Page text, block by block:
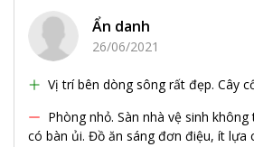
Ẩn danh
26/06/2021
Vị trí bên dòng sông rất đẹp. Cây
Phòng nhỏ. Sàn nhà vệ sinh
có bàn ủi. Đồ ăn sáng đơn điệu, ít lựa